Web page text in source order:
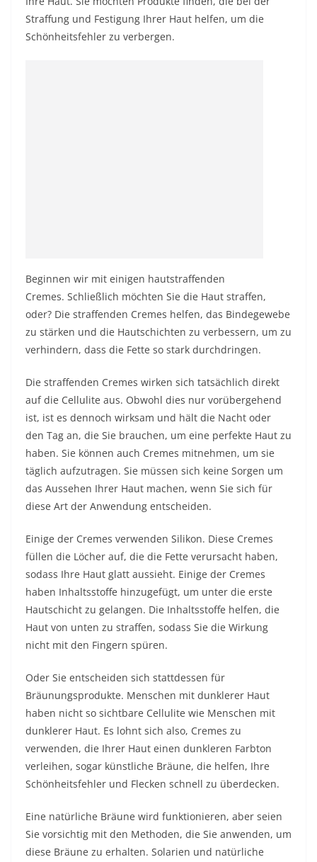
Straffung und Festigung Ihrer Haut helfen, um die
Schönheitsfehler zu verbergen.
Beginnen wir mit einigen hautstraffenden
Cremes. Schließlich möchten Sie die Haut straffen,
oder? Die straffenden Cremes helfen, das Bindegewebe
zu stärken und die Hautschichten zu verbessern, um zu
verhindern, dass die Fette so stark durchdringen.
Die straffenden Cremes wirken sich tatsächlich direkt
auf die Cellulite aus. Obwohl dies nur vorübergehend
ist, ist es dennoch wirksam und hält die Nacht oder
den Tag an, die Sie brauchen, um eine perfekte Haut zu
haben. Sie können auch Cremes mitnehmen, um sie
täglich aufzutragen. Sie müssen sich keine Sorgen um
das Aussehen Ihrer Haut machen, wenn Sie sich für
diese Art der Anwendung entscheiden.
Einige der Cremes verwenden Silikon. Diese Cremes
füllen die Löcher auf, die die Fette verursacht haben,
sodass Ihre Haut glatt aussieht. Einige der Cremes
haben Inhaltsstoffe hinzugefügt, um unter die erste
Hautschicht zu gelangen. Die Inhaltsstoffe helfen, die
Haut von unten zu straffen, sodass Sie die Wirkung
nicht mit den Fingern spüren.
Oder Sie entscheiden sich stattdessen für
Bräunungsprodukte. Menschen mit dunklerer Haut
haben nicht so sichtbare Cellulite wie Menschen mit
dunklerer Haut. Es lohnt sich also, Cremes zu
verwenden, die Ihrer Haut einen dunkleren Farbton
verleihen, sogar künstliche Bräune, die helfen, Ihre
Schönheitsfehler und Flecken schnell zu überdecken.
Eine natürliche Bräune wird funktionieren, aber seien
Sie vorsichtig mit den Methoden, die Sie anwenden, um
diese Bräune zu erhalten. Solarien und natürliche